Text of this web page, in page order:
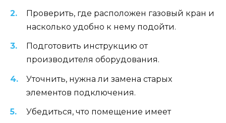
Проверить, где расположен газовый кран и
насколько удобно к нему подойти.
Подготовить инструкцию от
производителя оборудования.
Уточнить, нужна ли замена старых
элементов подключения.
Убедиться, что помещение имеет